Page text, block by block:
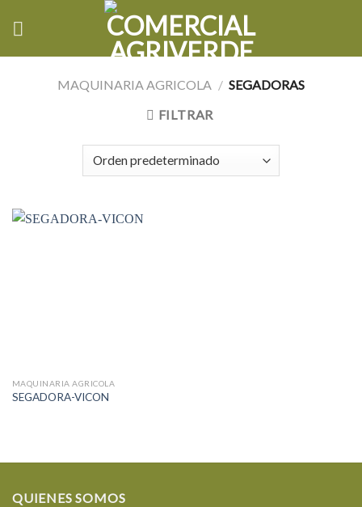
MAQUINARIA AGRICOLA / SEGADORAS
FILTRAR
MAQUINARIA AGRICOLA
SEGADORA-VICON
QUIENES SOMOS